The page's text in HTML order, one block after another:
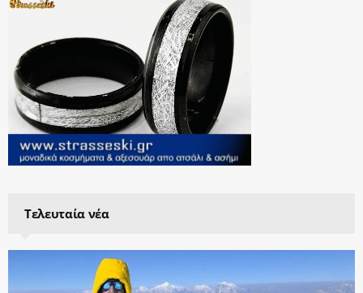
Τελευταία νέα